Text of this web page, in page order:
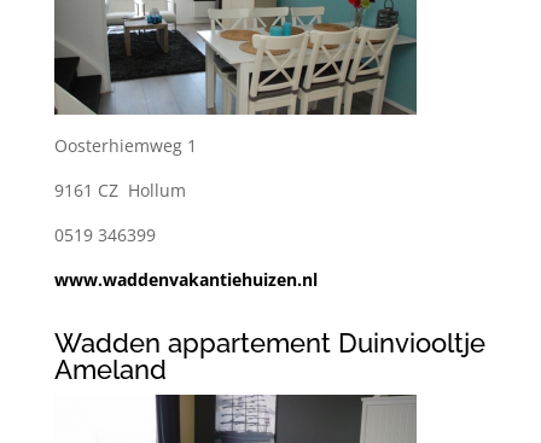
Oosterhiemweg 1
9161 CZ Hollum
0519 346399
www.waddenvakantiehuizen.nl
Wadden appartement Duinviooltje
Ameland